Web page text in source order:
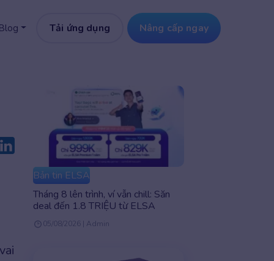
Blog Tải ứng dụng Nâng cấp ngay
Bản tin ELSA
Tháng 8 lên trình, ví vẫn chill: Săn
deal đến 1.8 TRIỆU từ ELSA
05/08/2026 | Admin